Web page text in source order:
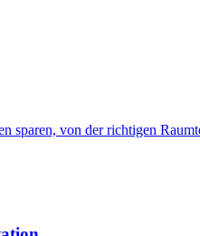
sparen, von der richtigen